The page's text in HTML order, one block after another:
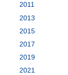
2011
2013
2015
2017
2019
2021